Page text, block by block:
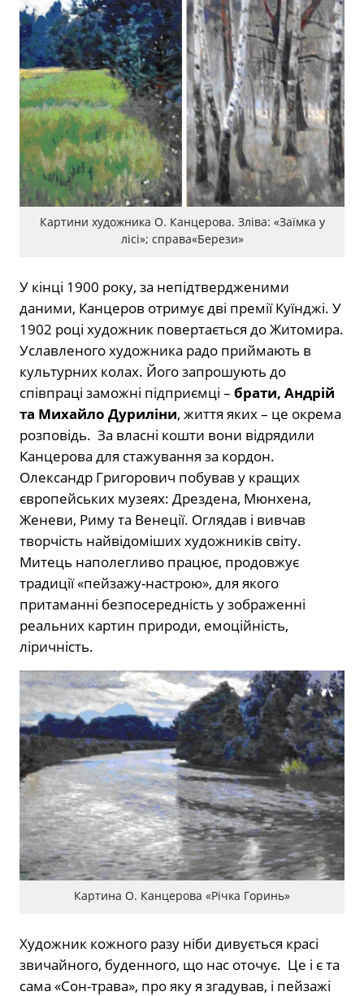
Картини художника О. Канцерова. Зліва: «Заїмка у
лісі»; справа«Берези»
У кінці 1900 року, за непідтвердженими
даними, Канцеров отримує дві премії Куїнджі. У
1902 році художник повертається до Житомира.
Уславленого художника радо приймають в
культурних колах. Його запрошують до
співпраці заможні підприємці – брати, Андрій
та Михайло Дуриліни, життя яких – це окрема
розповідь. За власні кошти вони відрядили
Канцерова для стажування за кордон.
Олександр Григорович побував у кращих
європейських музеях: Дрездена, Мюнхена,
Женеви, Риму та Венеції. Оглядав і вивчав
творчість найвідоміших художників світу.
Митець наполегливо працює, продовжує
традиції «пейзажу-настрою», для якого
притаманні безпосередність у зображенні
реальних картин природи, емоційність,
ліричність.
Картина О. Канцерова «Річка Горинь»
Художник кожного разу ніби дивується красі
звичайного, буденного, що нас оточує. Це і є та
сама «Сон-трава», про яку я згадував, і пейзажі